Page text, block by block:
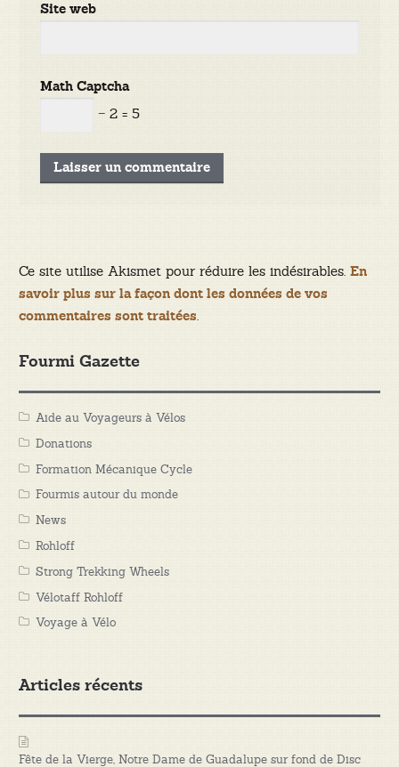
Site web
Math Captcha
− 2 = 5
Ce site utilise Akismet pour réduire les indésirables. En
savoir plus sur la façon dont les données de vos
commentaires sont traitées.
Fourmi Gazette
Aide au Voyageurs à Vélos
Donations
Formation Mécanique Cycle
Fourmis autour du monde
News
Rohloff
Strong Trekking Wheels
Vélotaff Rohloff
Voyage à Vélo
Articles récents
Fête de la Vierge, Notre Dame de Guadalupe sur fond de Disc